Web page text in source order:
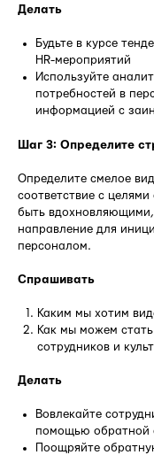
Делать
Будьте в курсе
HR-мероприятий
Используйте
потребностей в
информацией с
Шаг 3: Определите
Определите смелое
соответствие с
быть
направление для
персоналом.
Спрашивать
Каким мы хотим
Как мы можем
сотрудников и
Делать
Вовлекайте
помощью обратной
Поощряйте